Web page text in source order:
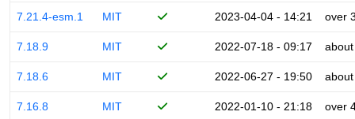
7.21.4-esm.1 MIT 2023-04-04 - 14:21 over
7.18.9 MIT 2022-07-18 - 09:17
7.18.6 MIT 2022-06-27 - 19:50
7.16.8 MIT 2022-01-10 - 21:18 over